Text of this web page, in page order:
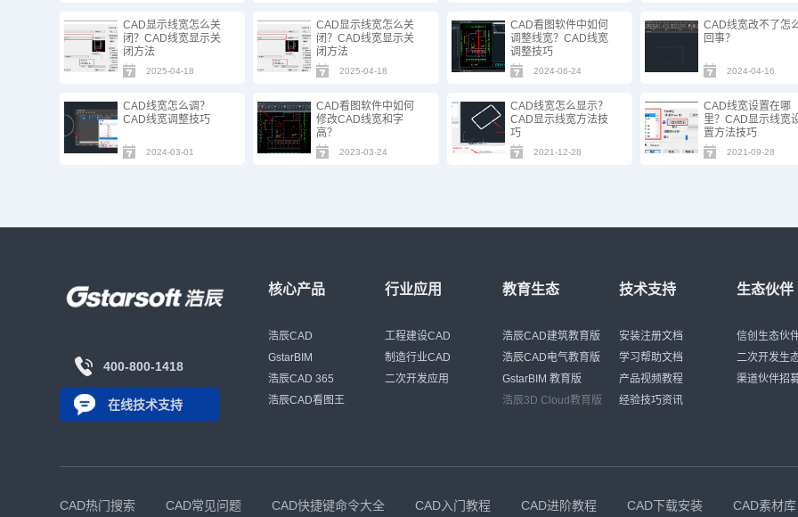
CAD显示线宽怎么关
闭？CAD线宽显示关
闭方法
2025-04-18
CAD显示线宽怎么关
闭？CAD线宽显示关
闭方法
2025-04-18
CAD看图软件中如何
调整线宽？CAD线宽
调整技巧
2024-06-24
CAD线宽改不了怎
回事？
2024-04-16
CAD线宽怎么调？
CAD线宽调整技巧
2024-03-01
CAD看图软件中如何
修改CAD线宽和字
高？
2023-03-24
CAD线宽怎么显示？
CAD显示线宽方法技
巧
2021-12-28
CAD线宽设置在哪
里？CAD显示线宽
置方法技巧
2021-09-28
400-800-1418
在线技术支持
核心产品
浩辰CAD
GstarBIM
浩辰CAD 365
浩辰CAD看图王
行业应用
工程建设CAD
制造行业CAD
二次开发应用
教育生态
浩辰CAD建筑教育版
浩辰CAD电气教育版
GstarBIM 教育版
浩辰3D Cloud教育版
技术支持
安装注册文档
学习帮助文档
产品视频教程
经验技巧资讯
生态伙伴
信创生态伙
二次开发生
渠道伙伴招
CAD热门搜索 CAD常见问题 CAD快捷键命令大全 CAD入门教程 CAD进阶教程 CAD下载安装 CAD素材库